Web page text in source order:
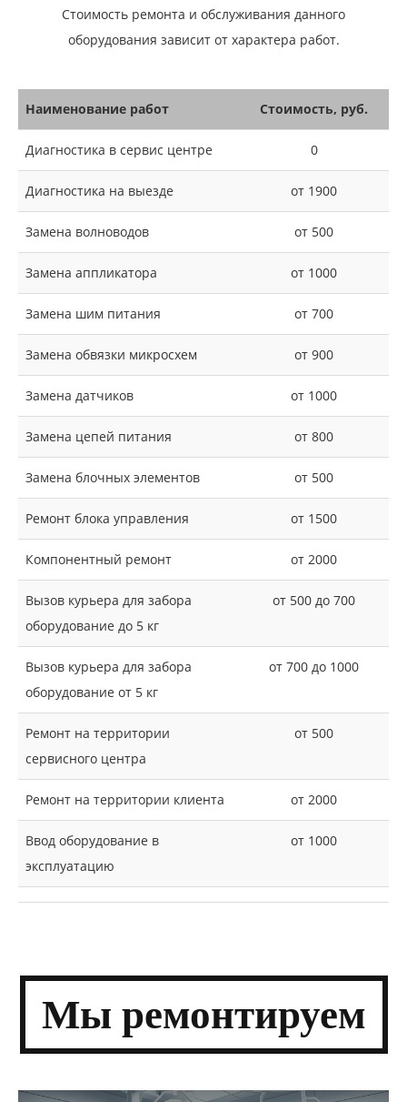
Стоимость ремонта и обслуживания данного
оборудования зависит от характера работ.
Наименование работ Стоимость, руб.
Диагностика в сервис центре 0
Диагностика на выезде от 1900
Замена волноводов от 500
Замена аппликатора от 1000
Замена шим питания от 700
Замена обвязки микросхем от 900
Замена датчиков от 1000
Замена цепей питания от 800
Замена блочных элементов от 500
Ремонт блока управления от 1500
Компонентный ремонт от 2000
Вызов курьера для забора
оборудование до 5 кг
от 500 до 700
Вызов курьера для забора
оборудование от 5 кг
от 700 до 1000
Ремонт на территории
сервисного центра
от 500
Ремонт на территории клиента от 2000
Ввод оборудование в
эксплуатацию
от 1000
Мы ремонти­руем